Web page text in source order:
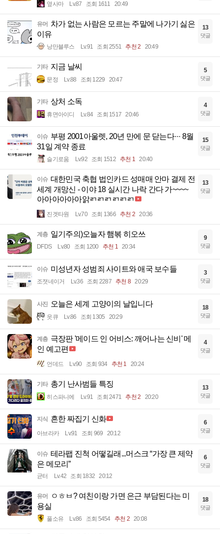
옆사마 Lv.87 조회 1611 20:49
유머 차가 없는 사람은 모르는 주말에 나가기 싫은
이유
낭만블루스 Lv.91 조회 2551 추천 2 20:49
13
댓글
기타 지금 날씨
문정 Lv.88 조회 1229 20:47
5
댓글
기타 상처 소독
휴면아이디 Lv.84 조회 1517 20:46
4
댓글
이슈 부평 2001아울렛, 20년 만에 문 닫는다··· 8월
31일 계약 종료
슬기로움 Lv.92 조회 1512 추천 1 20:40
15
댓글
이슈 대한민국 축협 법인카드 성매매 안마 결제 전
세계 개망신 - 이야 18 실시간 나락 간다 가~~~~
아아아아아아앍ㄺㄺㄺㄺㄺㄺ
진겟타원 Lv.70 조회 1366 추천 2 20:36
13
댓글
계층 일기주의)오늘자 햄볶 히오쓰
DFDS Lv.80 조회 1200 추천 1 20:34
9
댓글
이슈 미성년자 성범죄 사이트와 애국 보수들
조졋네이거 Lv.36 조회 2287 추천 8 20:29
3
댓글
사진 오늘은 세계 고양이의 날입니다
읏큐 Lv.86 조회 1305 20:29
18
댓글
계층 극장판 '메이드 인 어비스: 깨어나는 신비' 메
인 예고편
언데드 Lv.90 조회 934 추천 1 20:24
4
댓글
기타 총기 난사범들 특징
히스파니에 Lv.91 조회 2471 추천 2 20:20
13
댓글
지식 흔한 짜집기 신화
아브라카 Lv.91 조회 969 20:12
6
댓글
이슈 테라팹 진척 어떻길래...머스크 “가장 큰 제약
은 메모리”
균터 Lv.42 조회 1832 20:12
6
댓글
유머
ㅇㅎㅂ? 여친이랑 가면 은근 부담된다는 미
용실
풀소유 Lv.86 조회 5454 추천 2 20:08
18
댓글